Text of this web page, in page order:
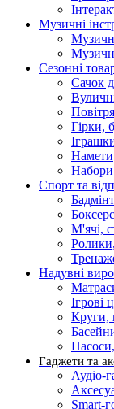
Музичні
Сезонні
Сачок
Гірки,
Намети
Набори
Спорт та
М'ячі,
Надувні
Ігрові
Круги,
Гаджети та
Аудіо-
Smart-